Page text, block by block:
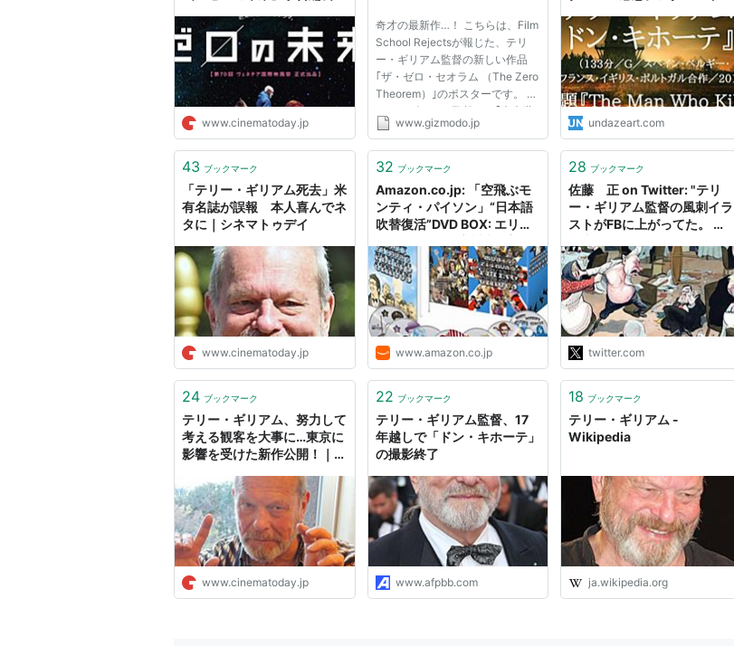
www.cinematoday.jp
奇才の最新作…！ こちらは、Film
School Rejectsが報じた、テリ
ー・ギリアム監督の新しい作品
｢ザ・ゼロ・セオラム （The Zero
Theorem）｣のポスターです。 テ
リー・ギリアム監督は、｢未来世
紀ブラジル（1985年）｣や｢12モ
来SF世界を舞台とした作品で知
す。エ...
www.gizmodo.jp
必見＆歌声を聴こう。
undazeart.com
43 ブックマーク
「テリー・ギリアム死去」米
有名誌が誤報 本人喜んでネ
タに｜シネマトゥデイ
www.cinematoday.jp
32 ブックマーク
Amazon.co.jp: 「空飛ぶモ
ンティ・パイソン」“日本語
吹替復活”DVD BOX: エリッ
マイケル・ペイリン(青野
武), ジョン・クリーズ(納谷
悟郎/近石真介), グレアム・
チャップマン(山田康雄), テ
リー・ギリアム(古川登志
夫), テリー・ジョーンズ(飯
塚昭三): DVD
www.amazon.co.jp
28 ブックマーク
佐藤 正 on Twitter: "テリ
ー・ギリアム監督の風刺イラ
ストがFBに上がってた。 真
このレストランにウ●コし始
める勢いだぞ。
https://t.co/pfaQKBw6pp"
twitter.com
24 ブックマーク
テリー・ギリアム、努力して
考える観客を大事に…東京に
影響を受けた新作公開！｜シ
www.cinematoday.jp
22 ブックマーク
テリー・ギリアム監督、17
年越しで「ドン・キホーテ」
の撮影終了
www.afpbb.com
18 ブックマーク
テリー・ギリアム -
Wikipedia
ja.wikipedia.org